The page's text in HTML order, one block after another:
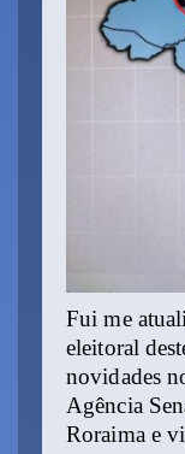
Fui me
eleitoral
novidades
Agência
Roraima e